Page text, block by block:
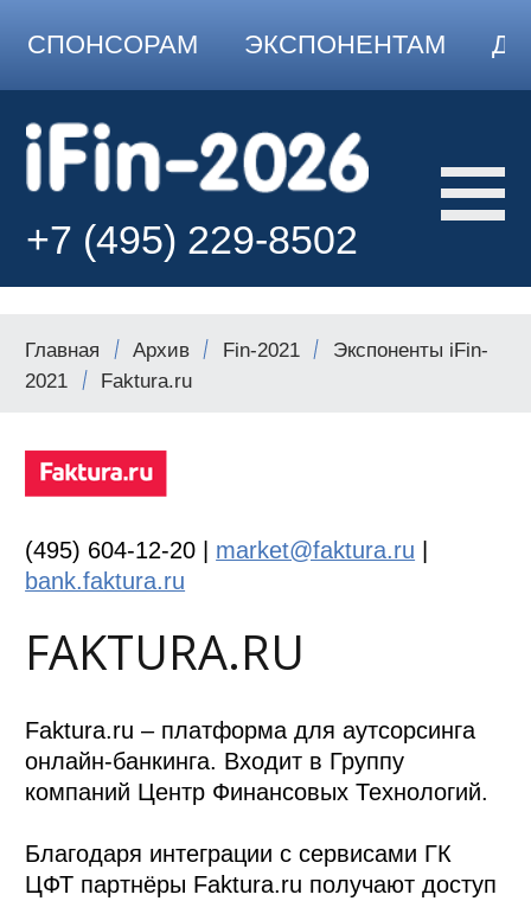
СПОНСОРАМ ЭКСПОНЕНТАМ
+7 (495) 229-8502
Главная Архив Fin-2021
Экспоненты iFin-
2021
Faktura.ru
(495) 604-12-20 | market@faktura.ru
bank.faktura.ru
FAKTURA.RU
Faktura.ru – платформа для аутсорсинга
онлайн-банкинга. Входит в Группу
компаний Центр Финансовых Технологий.
Благодаря интеграции с сервисами ГК
ЦФТ партнёры Faktura.ru получают доступ